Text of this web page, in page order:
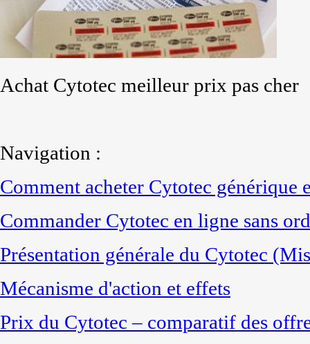
Achat Cytotec meilleur prix pas cher
Navigation :
Comment acheter Cytotec générique
Commander Cytotec en ligne sans
Présentation générale du Cytotec
Mécanisme d'action et effets
Prix du Cytotec – comparatif des